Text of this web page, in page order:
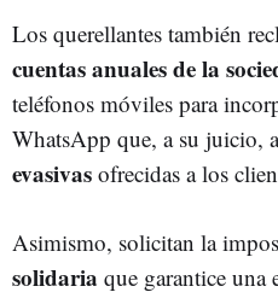
Los querellantes también
cuentas anuales de la
teléfonos móviles para
WhatsApp que, a su juicio,
evasivas ofrecidas a los
Asimismo, solicitan la
solidaria que garantice una